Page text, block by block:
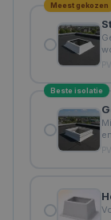
Meest gekozen
Beste isolatie